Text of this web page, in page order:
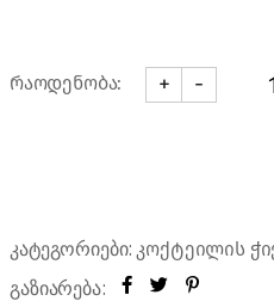
რაოდენობა: ჭიქა
-
+
კატეგორიები: კოქტეილის
გაზიარება: